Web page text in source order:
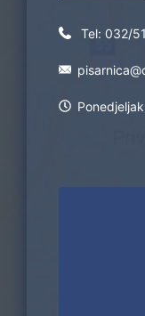
Tel: 032/